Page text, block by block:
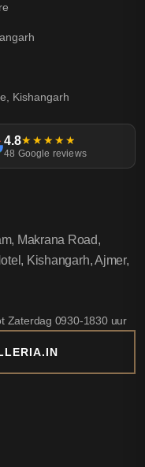
Kishangarh
4.8★★★★★
48 Google reviews
Makrana Road,
Kishangarh, Ajmer,
Zaterdag 0930-1830 uur